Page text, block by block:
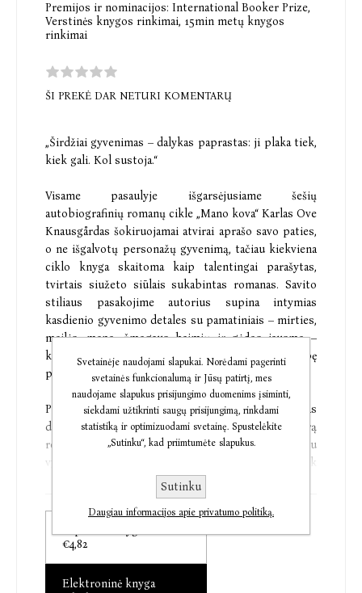
Premijos ir nominacijos: International Booker Prize,
Verstinės knygos rinkimai, 15min metų knygos
rinkimai
ŠI PREKĖ DAR NETURI KOMENTARŲ
„Širdžiai gyvenimas – dalykas paprastas: ji plaka tiek,
kiek gali. Kol sustoja.“
Visame pasaulyje išgarsėjusiame šešių
autobiografinių romanų cikle „Mano kova“ Karlas Ove
Knausgårdas šokiruojamai atvirai aprašo savo paties,
o ne išgalvotų personažų gyvenimą, tačiau kiekviena
ciklo knyga skaitoma kaip talentingai parašytas,
tvirtais siužeto siūlais sukabintas romanas. Savito
stiliaus pasakojime autorius supina intymias
kasdienio gyvenimo detales su pamatiniais – mirties,
meilės, meno, žmogaus baimių ir gėdos jausmo –
klausimais. Šis literatūros šedevras duoda galimybę
pažinti vieną originaliausių šių dienų rašytojų.
Pirmame ciklo romane „Mirtis šeimoje“ Knausgårdas
dokumentuoja savo paauglystės prisiminimus, aistrą
roko muzikai, pirmąjį įsimylėjimą, santykius su
vyresniuoju broliu, mylinčia, tačiau blankia, beveik
nepastebima motina ir nutolusiu, nenuspėjamu tėvu,
iš panagių analizuoja skausmą ir kitus, prieštaringus
jausmus, patirtus tėvui mirus. Autorius kuria
vitališką ir itin universalų pasakojimą apie kasdienes,
mažas ir dideles, žmogaus kovas, kurias mes visi
€4,82
Elektroninė knyga
Svetainėje naudojami slapukai. Norėdami pagerinti
svetainės funkcionalumą ir Jūsų patirtį, mes
naudojame slapukus prisijungimo duomenims įsiminti,
siekdami užtikrinti saugų prisijungimą, rinkdami
statistiką ir optimizuodami svetainę. Spustelėkite
„Sutinku“, kad priimtumėte slapukus.
Sutinku
Daugiau informacijos apie privatumo politiką.